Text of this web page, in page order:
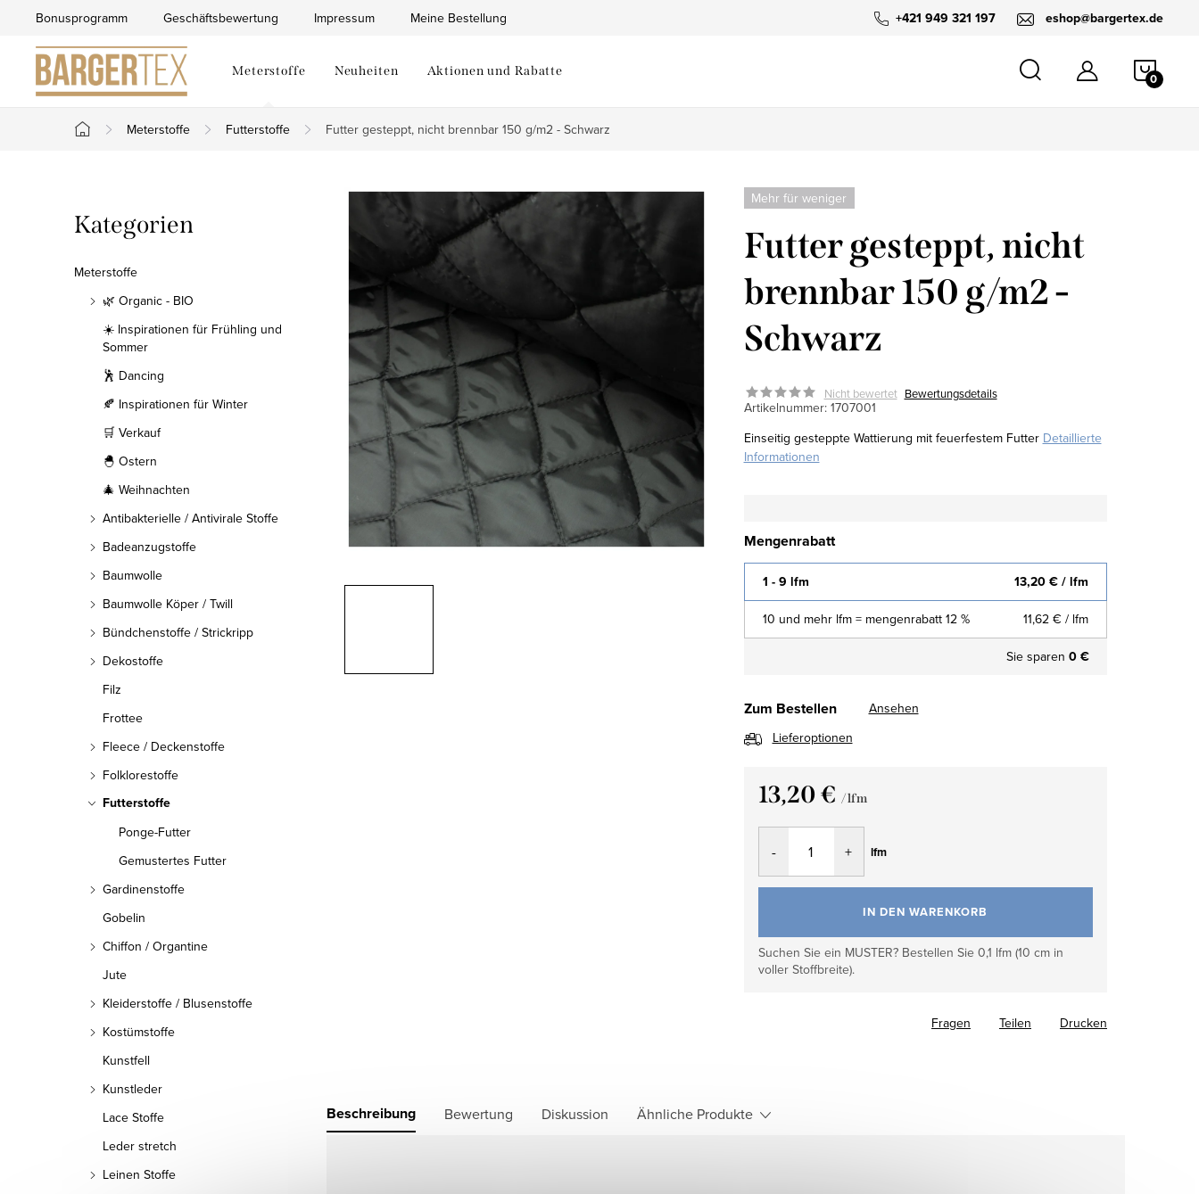
springen
+421 949 321 197 eshop@bargertex.de
Bonusprogramm Geschäftsbewertung Impressum Meine Bestellung
Meterstoffe Neuheiten Aktionen und Rabatte
Startseite
Meterstoffe Futterstoffe Futter gesteppt, nicht brennbar 150 g/m2 - Schwarz
e
i
Kategorien
überspringen
Kategorien
Meterstoffe
🌿 Organic - BIO
☀️ Inspirationen für Frühling und
Sommer
🕺 Dancing
🍂 Inspirationen für Winter
🛒 Verkauf
🐣 Ostern
🎄 Weihnachten
Antibakterielle / Antivirale Stoffe
Badeanzugstoffe
Baumwolle
Baumwolle Köper / Twill
Bündchenstoffe / Strickripp
Dekostoffe
Filz
Frottee
Fleece / Deckenstoffe
Folklorestoffe
Futterstoffe
Ponge-Futter
Gemustertes Futter
Gardinenstoffe
Gobelin
Chiffon / Organtine
Jute
Kleiderstoffe / Blusenstoffe
Kostümstoffe
Kunstfell
Kunstleder
Lace Stoffe
Leder stretch
Leinen Stoffe
Mehr für weniger
Futter gesteppt, nicht
brennbar 150 g/m2 -
Schwarz
Nicht bewertet Bewertungsdetails
Artikelnummer: 1707001
Einseitig gesteppte Wattierung mit feuerfestem Futter Detaillierte
Informationen
Mengenrabatt
1 - 9 lfm 13,20 €/ lfm
10 und mehr lfm = mengenrabatt 12 % 11,62 € / lfm
Sie sparen 0 €
Zum Bestellen
Ansehen
Lieferoptionen
13,20 € / lfm
Verkaufspreis:
lfm
IN DEN WARENKORB
Suchen Sie ein MUSTER? Bestellen Sie 0,1 lfm (10 cm in
voller Stoffbreite).
Drucken
Fragen Teilen
Beschreibung Bewertung Diskussion Ähnliche Produkte